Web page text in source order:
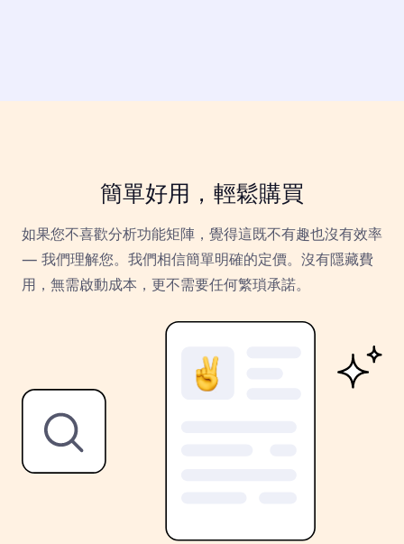
簡單好用，輕鬆購買
如果您不喜歡分析功能矩陣，覺得這既不有趣也沒有效率
— 我們理解您。我們相信簡單明確的定價。沒有隱藏費
用，無需啟動成本，更不需要任何繁瑣承諾。